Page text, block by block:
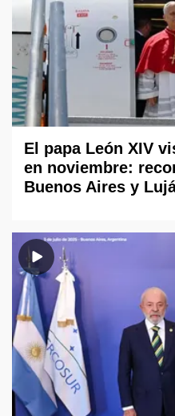
El papa León XIV
en noviembre:
Buenos Aires y